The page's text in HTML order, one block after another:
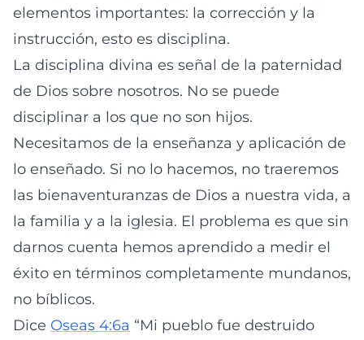
elementos importantes: la corrección y la
instrucción, esto es disciplina.
La disciplina divina es señal de la paternidad
de Dios sobre nosotros. No se puede
disciplinar a los que no son hijos.
Necesitamos de la enseñanza y aplicación de
lo enseñado. Si no lo hacemos, no traeremos
las bienaventuranzas de Dios a nuestra vida, a
la familia y a la iglesia. El problema es que sin
darnos cuenta hemos aprendido a medir el
éxito en términos completamente mundanos,
no bíblicos.
Dice Oseas 4:6a “Mi pueblo fue destruido